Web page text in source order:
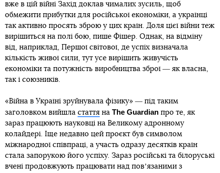
вже в цій війні Захід доклав чималих зусиль, щоб
обмежити прибутки для російської економіки, а українці
так активно просять зброю у цих країн. Доля цієї війни теж
вирішиться на полі бою, пише Фішер. Однак, на відміну
від, наприклад, Першої світової, де успіх визначала
кількість живої сили, тут усе вирішить живучість
економіки та потужність виробництва зброї ― як власна,
так і союзників.
«Війна в Україні зруйнувала фізику» ― під таким
заголовком вийшла стаття на The Guardian про те, як
зараз працюють науковці на Великому адронному
колайдері. Іще недавно цей проєкт був символом
міжнародної співпраці, а участь одразу десятків країн
стала запорукою його успіху. Зараз російські та білоруські
вчені продовжують працювати над повʼязаними з